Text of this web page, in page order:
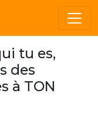
tu es,
des
à TON